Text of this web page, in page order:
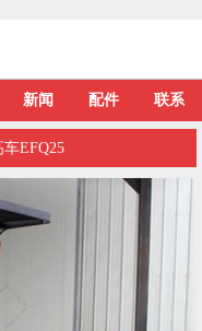
新闻 配件 联系
EFQ25